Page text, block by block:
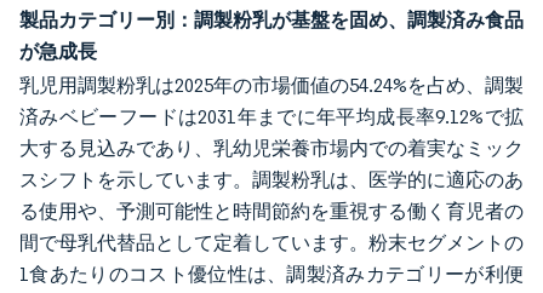
製品カテゴリー別：調製粉乳が基盤を固め、調製済み食品
が急成長
乳児用調製粉乳は2025年の市場価値の54.24%を占め、調製
済みベビーフードは2031年までに年平均成長率9.12%で拡
大する見込みであり、乳幼児栄養市場内での着実なミック
スシフトを示しています。調製粉乳は、医学的に適応のあ
る使用や、予測可能性と時間節約を重視する働く育児者の
間で母乳代替品として定着しています。粉末セグメントの
1食あたりのコスト優位性は、調製済みカテゴリーが利便